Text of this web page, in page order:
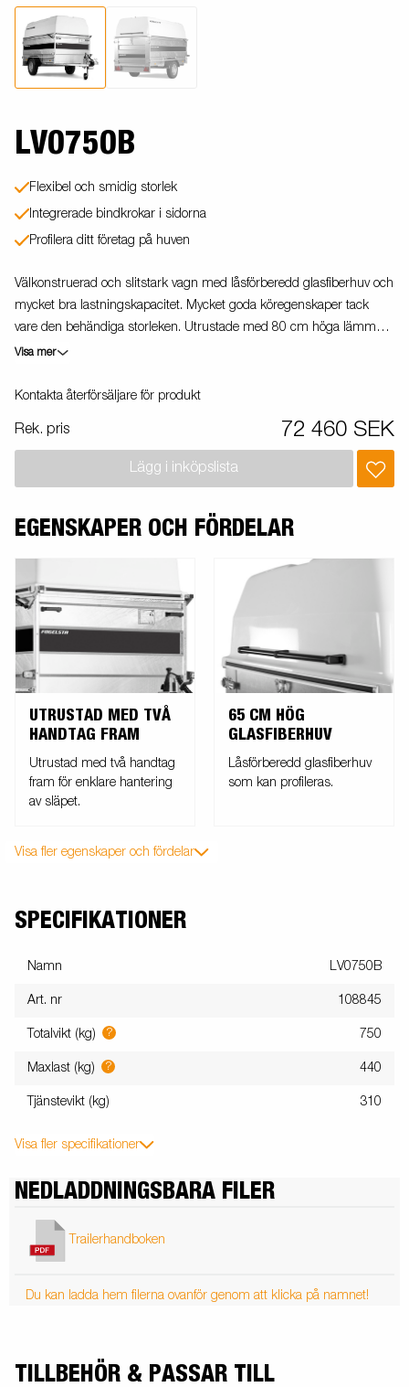
LV0750B
Flexibel och smidig storlek
Integrerade bindkrokar i sidorna
Profilera ditt företag på huven
Välkonstruerad och slitstark vagn med låsförberedd glasfiberhuv och
mycket bra lastningskapacitet. Mycket goda köregenskaper tack
vare den behändiga storleken. Utrustade med 80 cm höga lämmar,
stödhjul och sidohängd bakdörr. Vagnen på bilden kan vara
Visa mer
Kontakta återförsäljare för produkt
Rek. pris 72 460 SEK
Lägg i inköpslista
EGENSKAPER OCH FÖRDELAR
UTRUSTAD MED TVÅ
HANDTAG FRAM
Utrustad med två handtag
fram för enklare hantering
av släpet.
65 CM HÖG
GLASFIBERHUV
Låsförberedd glasfiberhuv
som kan profileras.
Visa fler egenskaper och fördelar
SPECIFIKATIONER
Namn LV0750B
Art. nr 108845
Totalvikt (kg) ? 750
Maxlast (kg) ? 440
Tjänstevikt (kg) 310
Visa fler specifikationer
NEDLADDNINGSBARA FILER
Trailerhandboken
Du kan ladda hem filerna ovanför genom att klicka på namnet!
TILLBEHÖR & PASSAR TILL